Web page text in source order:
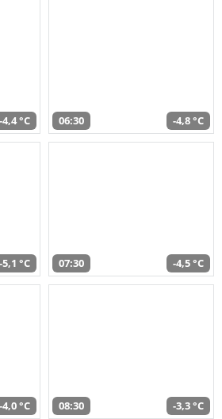
-4,4 °C 06:30 -4,8 °C
-5,1 °C 07:30 -4,5 °C
-4,0 °C 08:30 -3,3 °C